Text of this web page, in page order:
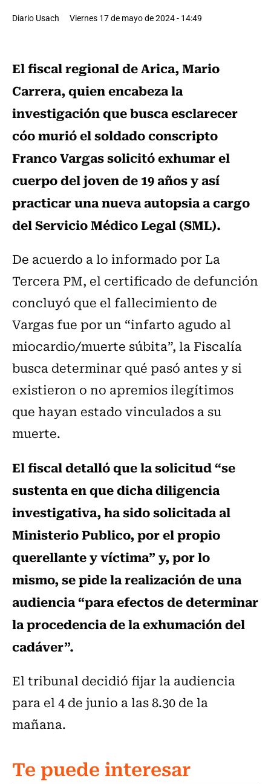
Diario Usach Viernes 17 de mayo de 2024 - 14:49
El fiscal regional de Arica, Mario
Carrera, quien encabeza la
investigación que busca esclarecer
cóo murió el soldado conscripto
Franco Vargas solicitó exhumar el
cuerpo del joven de 19 años y así
practicar una nueva autopsia a cargo
del Servicio Médico Legal (SML).
De acuerdo a lo informado por La
Tercera PM, el certificado de defunción
concluyó que el fallecimiento de
Vargas fue por un “infarto agudo al
miocardio/muerte súbita”, la Fiscalía
busca determinar qué pasó antes y si
existieron o no apremios ilegítimos
que hayan estado vinculados a su
muerte.
El fiscal detalló que la solicitud “se
sustenta en que dicha diligencia
investigativa, ha sido solicitada al
Ministerio Publico, por el propio
querellante y víctima” y, por lo
mismo, se pide la realización de una
audiencia “para efectos de determinar
la procedencia de la exhumación del
cadáver”.
El tribunal decidió fijar la audiencia
para el 4 de junio a las 8.30 de la
mañana.
Te puede interesar